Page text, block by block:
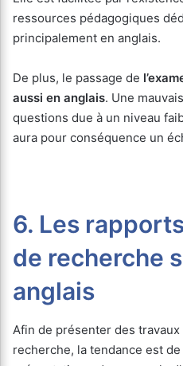
ressources pédagogiques
principalement en anglais.
De plus, le passage de
aussi en anglais. Une
questions due à un niveau
aura pour conséquence un
6. Les
de recherche
anglais
Afin de présenter des
recherche, la tendance est